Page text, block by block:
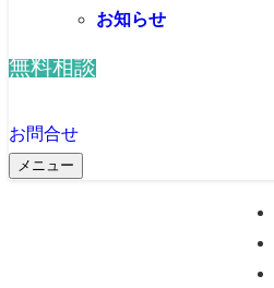
お知らせ
無料相談
お問合せ
メニュー